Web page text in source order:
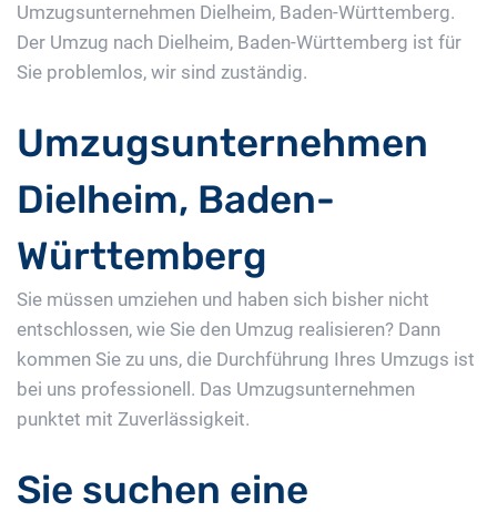
Umzugsunternehmen Dielheim, Baden-Württemberg.
Der Umzug nach Dielheim, Baden-Württemberg ist für
Sie problemlos, wir sind zuständig.
Umzugsunternehmen
Dielheim, Baden-
Württemberg
Sie müssen umziehen und haben sich bisher nicht
entschlossen, wie Sie den Umzug realisieren? Dann
kommen Sie zu uns, die Durchführung Ihres Umzugs ist
bei uns professionell. Das Umzugsunternehmen
punktet mit Zuverlässigkeit.
Sie suchen eine